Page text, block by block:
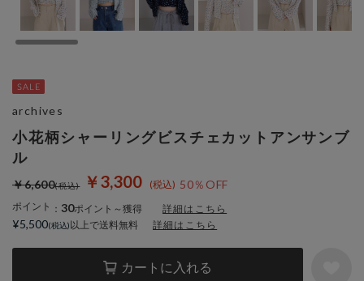
小花柄シャーリングビスチェカットアンサンブ
ル
￥3,300 50％OFF
￥6,600
ポイント ： 30ポイント～獲得 詳細はこちら
カートに入れる
archives
¥5,500 以上で送料無料 詳細はこちら